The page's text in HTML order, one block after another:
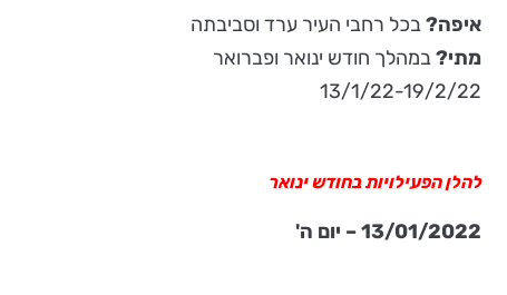
איפה?בכל רחבי העיר ערד וסביבתה
מתי?במהלך חודש ינואר ופברואר
13/1/22-19/2/22
להלן הפעילויות בחודש ינואר
13/01/2022 – יום ה'